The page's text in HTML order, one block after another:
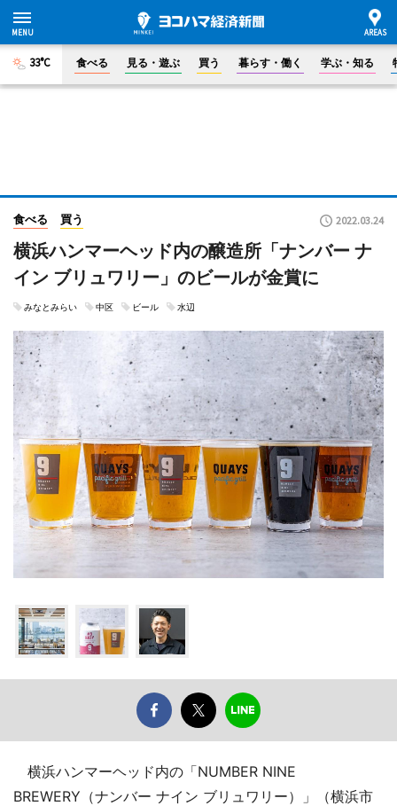
33°C 食べる 見る・遊ぶ 買う 暮らす・働く 学ぶ・知る
食べる 買う 2022.03.24
横浜ハンマーヘッド内の醸造所「ナンバー ナ
イン ブリュワリー」のビールが金賞に
みなとみらい 中区 ビール 水辺
横浜ハンマーヘッド内の「NUMBER NINE
BREWERY（ナンバー ナイン ブリュワリー）」（横浜市